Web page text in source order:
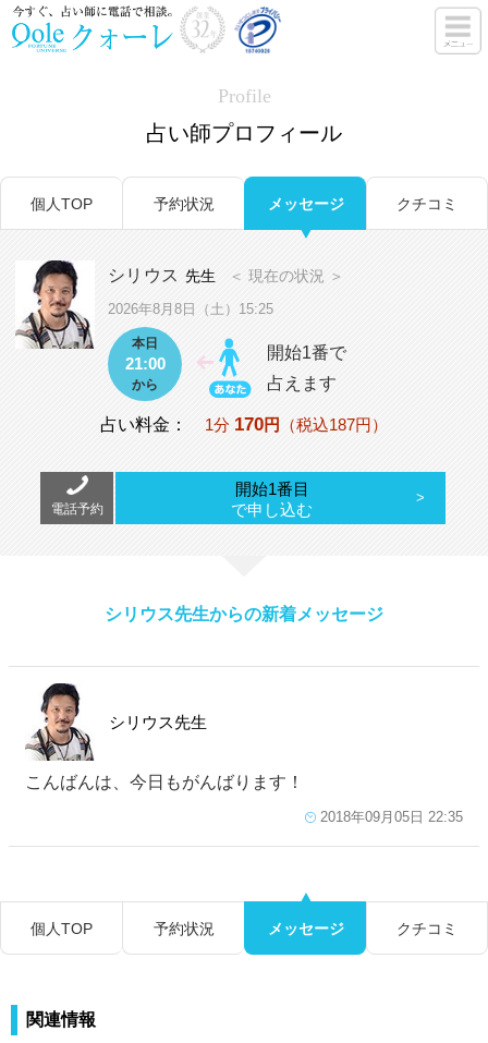
Profile
占い師プロフィール
個人TOP 予約状況 メッセージ クチコミ
シリウス 先生 ＜ 現在の状況 ＞
2026年8月8日（土）15:25
本日
21:00
から
開始1番で
占えます
占い料金： 1分 170円 （税込187円）
電話予約
開始1番目
で申し込む
シリウス先生からの新着メッセージ
シリウス先生
こんばんは、今日もがんばります！
2018年09月05日 22:35
個人TOP 予約状況 メッセージ クチコミ
関連情報